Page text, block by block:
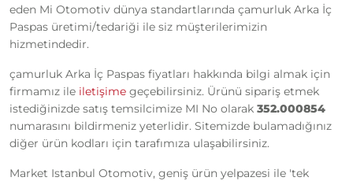
eden Mi Otomotiv dünya standartlarında çamurluk Arka İç
Paspas üretimi/tedariği ile siz müşterilerimizin
hizmetindedir.
çamurluk Arka İç Paspas fiyatları hakkında bilgi almak için
firmamız ile iletişime geçebilirsiniz. Ürünü sipariş etmek
istediğinizde satış temsilcimize MI No olarak 352.000854
numarasını bildirmeniz yeterlidir. Sitemizde bulamadığınız
diğer ürün kodları için tarafımıza ulaşabilirsiniz.
Market Istanbul Otomotiv, geniş ürün yelpazesi ile 'tek